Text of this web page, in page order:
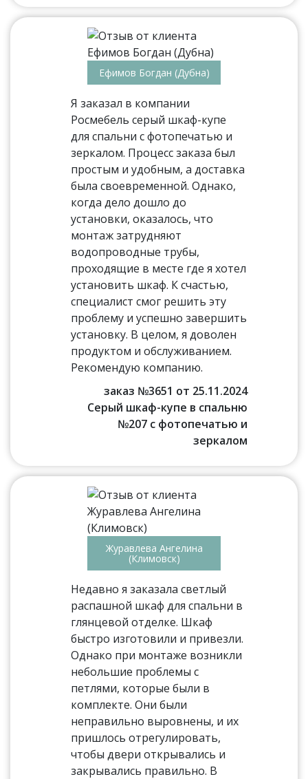
Ефимов Богдан (Дубна)
Я заказал в компании
Росмебель серый шкаф-купе
для спальни с фотопечатью и
зеркалом. Процесс заказа был
простым и удобным, а доставка
была своевременной. Однако,
когда дело дошло до
установки, оказалось, что
монтаж затрудняют
водопроводные трубы,
проходящие в месте где я хотел
установить шкаф. К счастью,
специалист смог решить эту
проблему и успешно завершить
установку. В целом, я доволен
продуктом и обслуживанием.
Рекомендую компанию.
заказ №3651 от 25.11.2024
Серый шкаф-купе в спальню
№207 с фотопечатью и
зеркалом
Журавлева Ангелина
(Климовск)
Недавно я заказала светлый
распашной шкаф для спальни в
глянцевой отделке. Шкаф
быстро изготовили и привезли.
Однако при монтаже возникли
небольшие проблемы с
петлями, которые были в
комплекте. Они были
неправильно выровнены, и их
пришлось отрегулировать,
чтобы двери открывались и
закрывались правильно. В